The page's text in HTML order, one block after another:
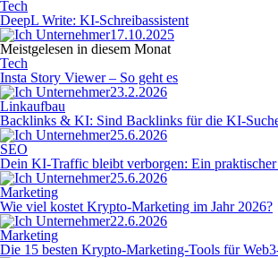
Tech
DeepL Write: KI-Schreibassistent
17.10.2025
Meistgelesen in diesem Monat
Tech
Insta Story Viewer – So geht es
23.2.2026
Linkaufbau
Backlinks & KI: Sind Backlinks für die KI-
25.6.2026
SEO
Dein KI-Traffic bleibt verborgen: Ein
25.6.2026
Marketing
Wie viel kostet Krypto-Marketing im Jahr 2026?
22.6.2026
Marketing
Die 15 besten Krypto-Marketing-Tools für